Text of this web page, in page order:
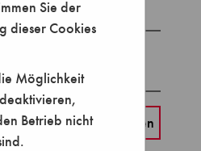
Sie der
dieser Cookies
Möglichkeit
Betrieb nicht